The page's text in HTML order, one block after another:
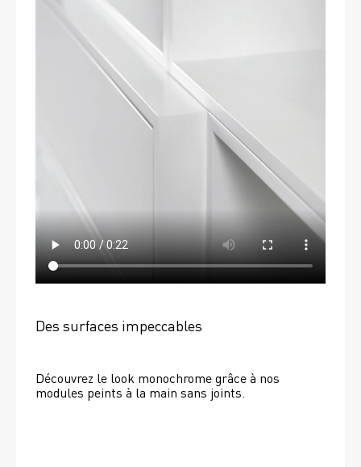
Des surfaces impeccables
Découvrez le look monochrome grâce à nos
modules peints à la main sans joints.